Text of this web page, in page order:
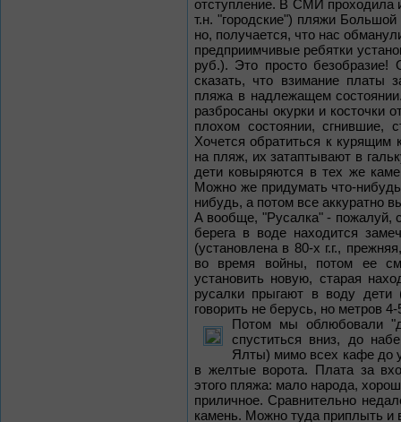
отступление. В СМИ проходила
т.н. "городские") пляжи
но, получается, что нас
предприимчивые ребятки
руб.). Это просто
сказать, что взимание платы
пляжа в надлежащем
разбросаны окурки и косточки
плохом состоянии, сгнившие,
Хочется обратиться к курящим
на пляж, их затаптывают в
дети ковыряются в тех же
Можно же придумать что-
нибудь, а потом все аккуратно
А вообще, "Русалка" - пожалуй,
берега в воде находится
(установлена в 80-х г.г.,
во время войны, потом ее
установить новую, старая
русалки прыгают в воду дети
говорить не берусь, но метров
Потом мы облюбовали
спуститься вниз, до
Ялты) мимо всех кафе до
в желтые ворота. Плата за
этого пляжа: мало народа,
приличное. Сравнительно
камень. Можно туда приплыть и